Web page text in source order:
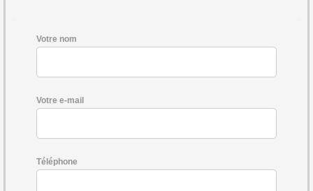
Votre nom
Votre e-mail
Téléphone